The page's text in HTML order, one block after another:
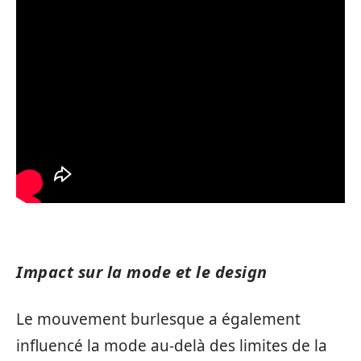
Impact sur la mode et le design
Le mouvement burlesque a également
influencé la mode au-delà des limites de la